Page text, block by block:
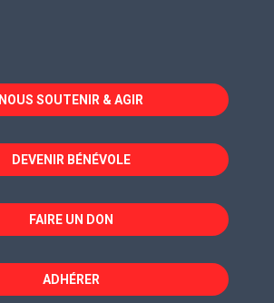
dans
une
fenêtre
dans
une
fenêtre
dans
une
fenêtre
NOUS SOUTENIR & AGIR
DEVENIR BÉNÉVOLE
FAIRE UN DON
ADHÉRER